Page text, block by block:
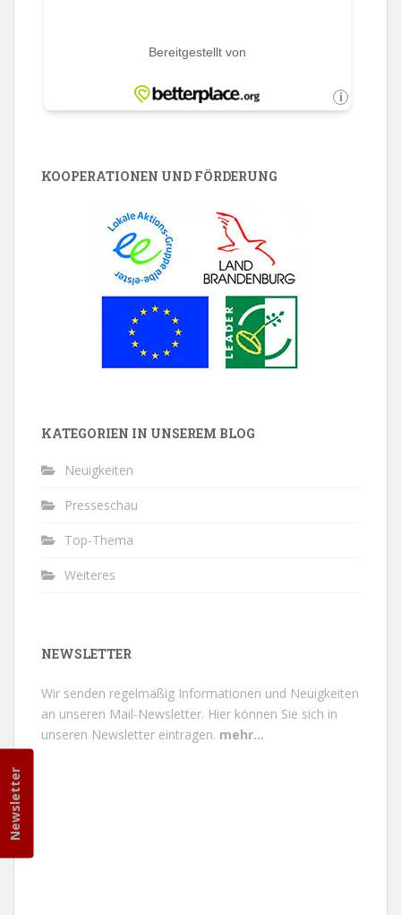
KOOPERATIONEN UND FÖRDERUNG
KATEGORIEN IN UNSEREM BLOG
Neuigkeiten
Presseschau
Top-Thema
Weiteres
NEWSLETTER
Newsletter
Wir senden regelmäßig Informationen und Neuigkeiten
an unseren Mail-Newsletter. Hier können Sie sich in
unseren Newsletter eintragen. mehr...